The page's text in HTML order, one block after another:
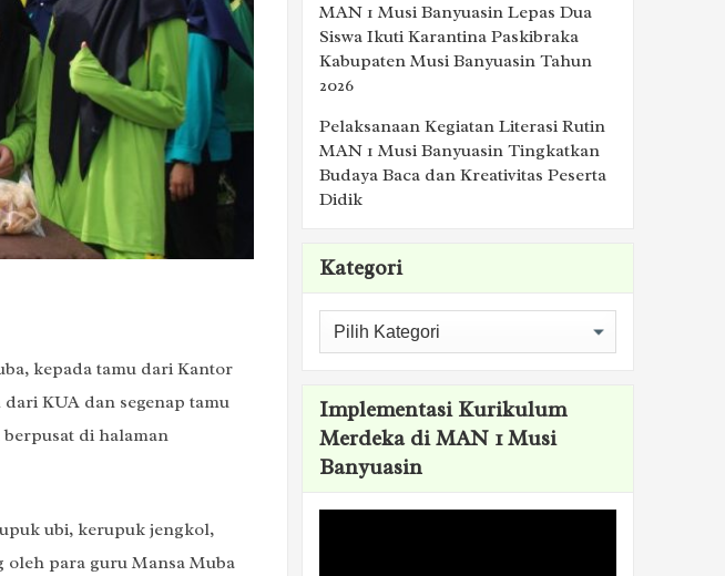
kepada tamu dari Kantor
KUA dan segenap tamu
di halaman
ubi, kerupuk jengkol,
para guru Mansa Muba
MAN 1 Musi Banyuasin Lepas Dua
Siswa Ikuti Karantina Paskibraka
Kabupaten Musi Banyuasin Tahun
2026
Pelaksanaan Kegiatan Literasi Rutin
MAN 1 Musi Banyuasin Tingkatkan
Budaya Baca dan Kreativitas Peserta
Didik
Kategori
Kategori
Implementasi Kurikulum
Merdeka di MAN 1 Musi
Banyuasin